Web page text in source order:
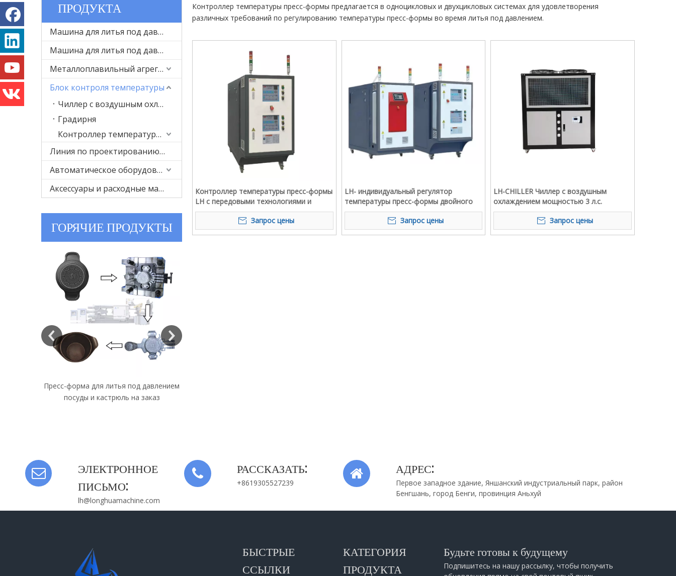
ПРОДУКТА
Машина для литья под давлением с холодной камерой для металла
Машина для литья под давлением с горячей камерой для металла
Металлоплавильный агрегат
Блок контроля температуры
Чиллер с воздушным охлаждением
Градирня
Контроллер температуры пресс-формы
Линия по проектированию пресс-форм и литью под давлением
Автоматическое оборудование
Аксессуары и расходные материалы
ГОРЯЧИЕ ПРОДУКТЫ
Пресс-форма для литья под давлением
лампы для уличных фонарей из
Контроллер температуры пресс-формы предлагается в одноцикловых и двухцикловых системах для удовлетворения
различных требований по регулированию температуры пресс-формы во время литья под давлением.
Контроллер температуры пресс-формы
LH с передовыми технологиями и
интеллектуальными системами
Запрос цены
LH- индивидуальный регулятор
температуры пресс-формы двойного
цикла для пресс-форм машины для
литья под давлениемЗапрос цены
LH-CHILLER Чиллер с воздушным
охлаждением мощностью 3 л.с.
Запрос цены
ЭЛЕКТРОННОЕ
ПИСЬМО:
lh@longhuamachine.com
РАССКАЗАТЬ:
+8619305527239
АДРЕС:
Первое западное здание, Яншанский индустриальный парк, район
Бенгшань, город Бенги, провинция Аньхуй
БЫСТРЫЕ
ССЫЛКИ
КАТЕГОРИЯ
ПРОДУКТА
Будьте готовы к будущему
Подпишитесь на нашу рассылку, чтобы получить